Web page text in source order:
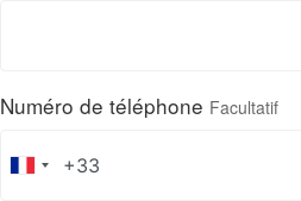
Numéro de téléphone Facultatif